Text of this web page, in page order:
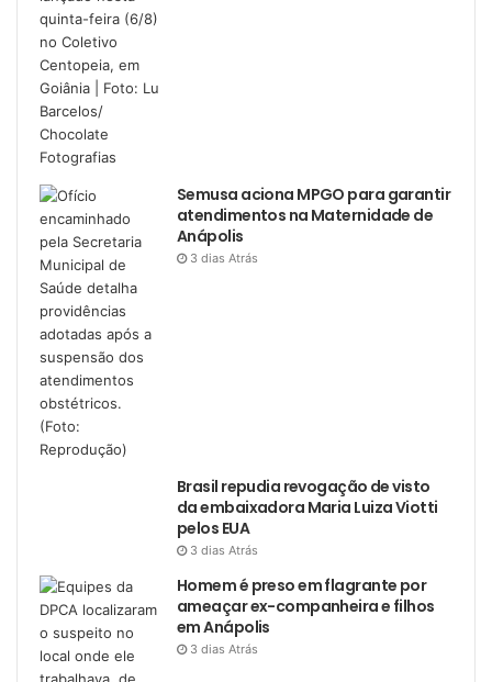
Semusa aciona MPGO para garantir
atendimentos na Maternidade de
Anápolis
3 dias Atrás
Brasil repudia revogação de visto
da embaixadora Maria Luiza Viotti
pelos EUA
3 dias Atrás
Homem é preso em flagrante por
ameaçar ex-companheira e filhos
em Anápolis
3 dias Atrás